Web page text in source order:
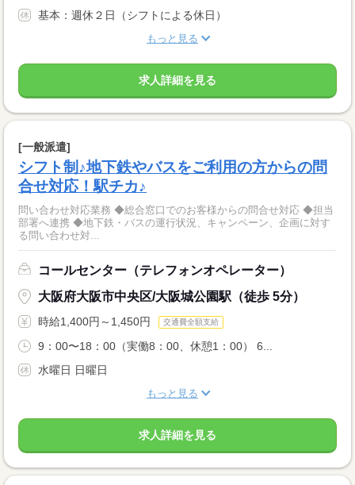
基本：週休２日（シフトによる休日）
もっと見る
求人詳細を見る
[一般派遣]
シフト制♪地下鉄やバスをご利用の方からの問
合せ対応！駅チカ♪
問い合わせ対応業務 ◆総合窓口でのお客様からの問合せ対応 ◆担当
部署へ連携 ◆地下鉄・バスの運行状況、キャンペーン、企画に対す
る問い合わせ対...
コールセンター（テレフォンオペレーター）
大阪府大阪市中央区/大阪城公園駅（徒歩 5分）
時給1,400円～1,450円 交通費全額支給
9：00〜18：00（実働8：00、休憩1：00） 6...
水曜日 日曜日
もっと見る
求人詳細を見る